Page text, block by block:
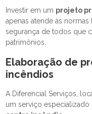
Investir em um projeto
apenas atende às
segurança de todos que
patrimônios.
Elaboração de
incêndios
A Diferencial Serviços,
um serviço especializado